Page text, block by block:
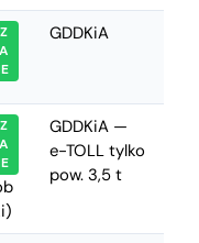
GDDKiA
GDDKiA —
e-TOLL tylko
pow. 3,5 t